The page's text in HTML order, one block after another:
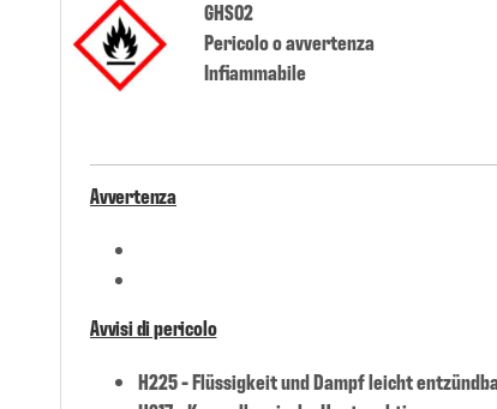
GHS02
Pericolo o avvertenza
Infiammabile
Avvertenza
Avvisi di pericolo
H225 - Flüssigkeit und Dampf leicht